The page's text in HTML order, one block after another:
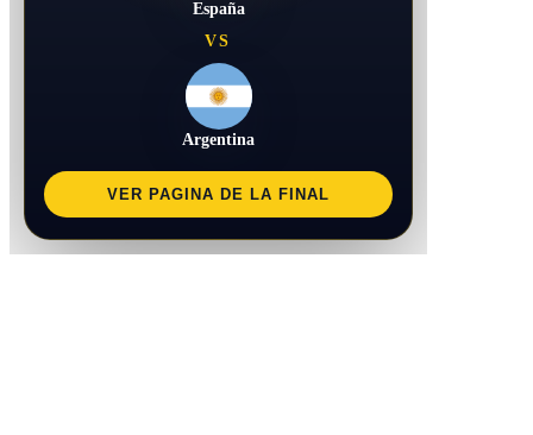
España
VS
Argentina
VER PAGINA DE LA FINAL